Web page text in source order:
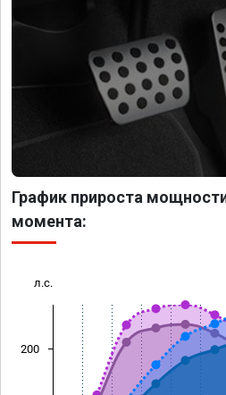
График прироста
момента:
л.с.
200